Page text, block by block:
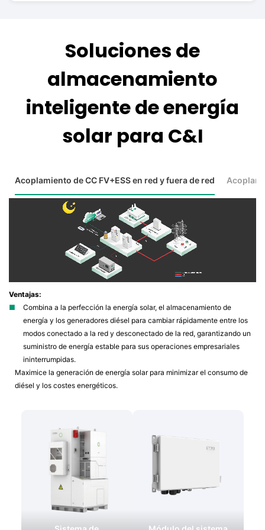
Soluciones de
almacenamiento
inteligente de energía
solar para C&I
Acoplamiento de CC FV+ESS en red y fuera de red
Ventajas:
■
Combina a la perfección la energía solar, el almacenamiento de
energía y los generadores diésel para cambiar rápidamente entre los
modos conectado a la red y desconectado de la red, garantizando un
suministro de energía estable para sus operaciones empresariales
ininterrumpidas.
Maximice la generación de energía solar para minimizar el consumo de
diésel y los costes energéticos.